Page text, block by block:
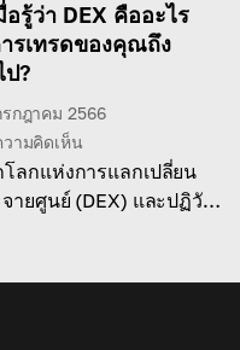
อรู้ว่า DEX คืออะไร
รเทรดของคุณถึง
ป?
รกฎาคม 2566
วามคิดเห็น
ลกแห่งการแลกเปลี่ยน
ายศูนย์ (DEX) และปฏิวัติ